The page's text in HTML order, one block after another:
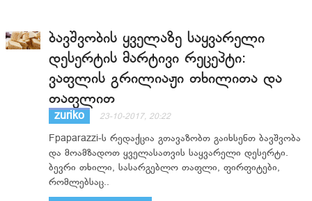
ბავშვობის ყველაზე საყვარელი
დესერტის მარტივი რეცეპტი:
ვაფლის გრილიაჟი თხილითა და
თაფლით
zuriko 23-10-2017, 20:22
Fpaparazzi-ს რედაქცია გთავაზობთ გაიხსენთ ბავშვობა
და მოამზადოთ ყველასათვის საყვარელი დესერტი.
ბევრი თხილი, სასარგებლო თაფლი, ფირფიტები,
რომლებსაც..